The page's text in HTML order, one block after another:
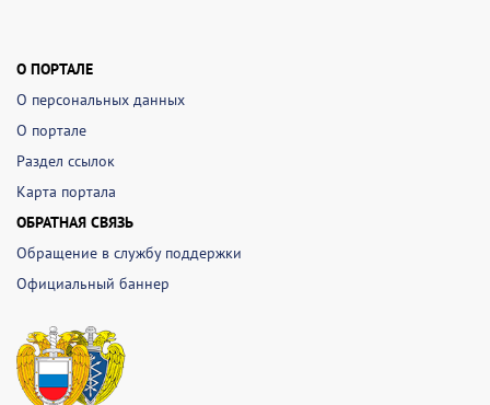
О ПОРТАЛЕ
О персональных данных
О портале
Раздел ссылок
Карта портала
ОБРАТНАЯ СВЯЗЬ
Обращение в службу поддержки
Официальный баннер